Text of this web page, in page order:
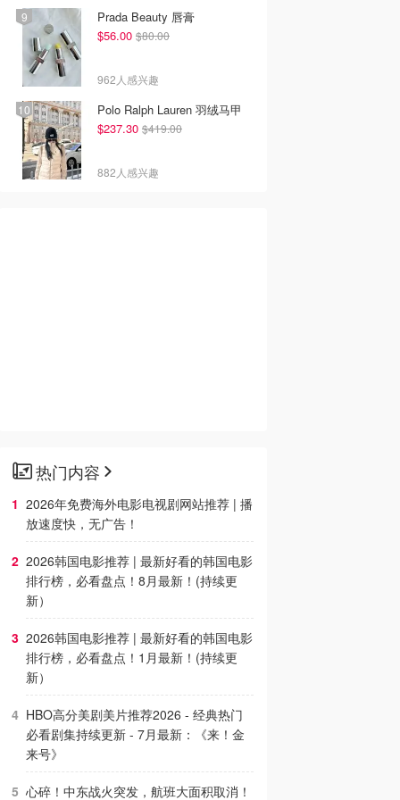
Prada Beauty 唇膏
$56.00 $80.00
962人感兴趣
Polo Ralph Lauren 羽绒马甲
$237.30 $419.00
882人感兴趣
热门内容
2026年免费海外电影电视剧网站推荐 | 播
放速度快，无广告！
2026韩国电影推荐 | 最新好看的韩国电影
排行榜，必看盘点！8月最新！(持续更
新）
2026韩国电影推荐 | 最新好看的韩国电影
排行榜，必看盘点！1月最新！(持续更
新）
HBO高分美剧美片推荐2026 - 经典热门
必看剧集持续更新 - 7月最新：《​​来！金
来号》
心碎！中东战火突发，航班大面积取消！